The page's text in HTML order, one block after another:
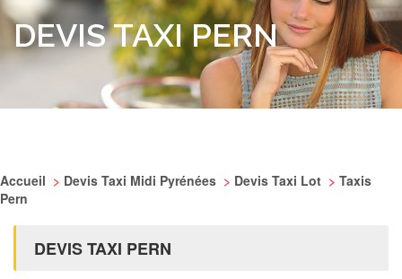
DEVIS TAXI PERN
Accueil > Devis Taxi Midi Pyrénées > Devis Taxi Lot > Taxis
Pern
DEVIS TAXI PERN